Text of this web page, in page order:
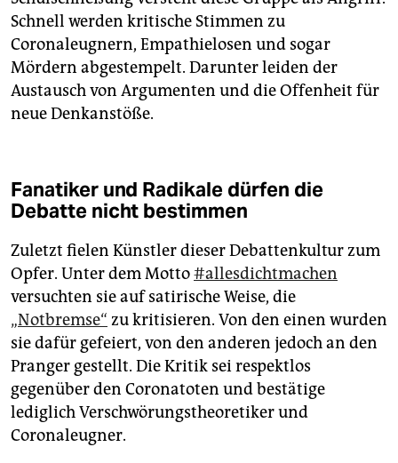
Schnell werden kritische Stimmen zu
Coronaleugnern, Empathielosen und sogar
Mördern abgestempelt. Darunter leiden der
Austausch von Argumenten und die Offenheit für
neue Denkanstöße.
Fanatiker und Radikale dürfen die
Debatte nicht bestimmen
Zuletzt fielen Künstler dieser Debattenkultur zum
Opfer. Unter dem Motto#allesdichtmachen
versuchten sie auf satirische Weise, die
„Notbremse“ zu kritisieren. Von den einen wurden
sie dafür gefeiert, von den anderen jedoch an den
Pranger gestellt. Die Kritik sei respektlos
gegenüber den Coronatoten und bestätige
lediglich Verschwörungstheoretiker und
Coronaleugner.